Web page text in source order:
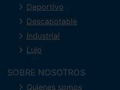
Deportivo
Descapotable
Industrial
Lujo
SOBRE NOSOTROS
Quienes somos